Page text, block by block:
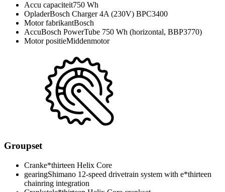
Accu capaciteit750 Wh
OpladerBosch Charger 4A (230V) BPC3400
Motor fabrikantBosch
AccuBosch PowerTube 750 Wh (horizontal, BBP3770)
Motor positieMiddenmotor
Groupset
Cranke*thirteen Helix Core
gearingShimano 12-speed drivetrain system with e*thirteen
chainring integration